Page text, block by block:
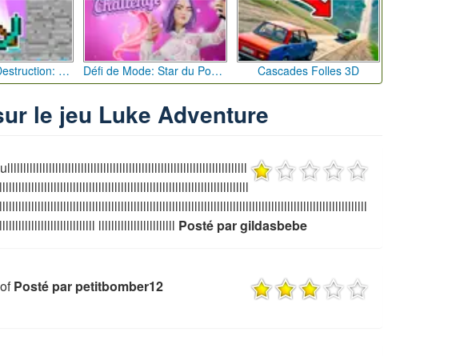
Maître de la Destruction: Fusion de Pioches Défi de Mode: Star du Podium Cascades Folles 3D
le jeu Luke Adventure
llllllllllllllllllllllll Posté par gildasbebe
Posté par petitbomber12